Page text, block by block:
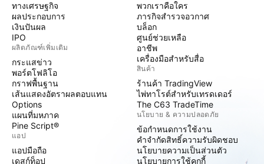
ทางเศรษฐกิจ
ผลประกอบการ
เงินปันผล
IPO
ผลิตภัณฑ์เพิ่มเติม
กระแสข่าว
พอร์ตโฟลิโอ
กราฟพื้นฐาน
เส้นแสดงอัตราผลตอบแทน
Options
แผนที่มหภาค
Pine Script®
แอป
แอปมือถือ
เดสก์ท็อป
พวกเราคือใคร
ภารกิจสำรวจอวกาศ
บล็อก
ศูนย์ช่วยเหลือ
อาชีพ
เครื่องมือสำหรับสื่อ
สินค้า
ร้านค้า TradingView
ไพ่ทาโรต์สำหรับเทรดเดอร์
The C63 TradeTime
นโยบาย & ความปลอดภัย
ข้อกำหนดการใช้งาน
คำจำกัดสิทธิ์ความรับผิดชอบ
นโยบายความเป็นส่วนตัว
นโยบายการใช้คุกกี้